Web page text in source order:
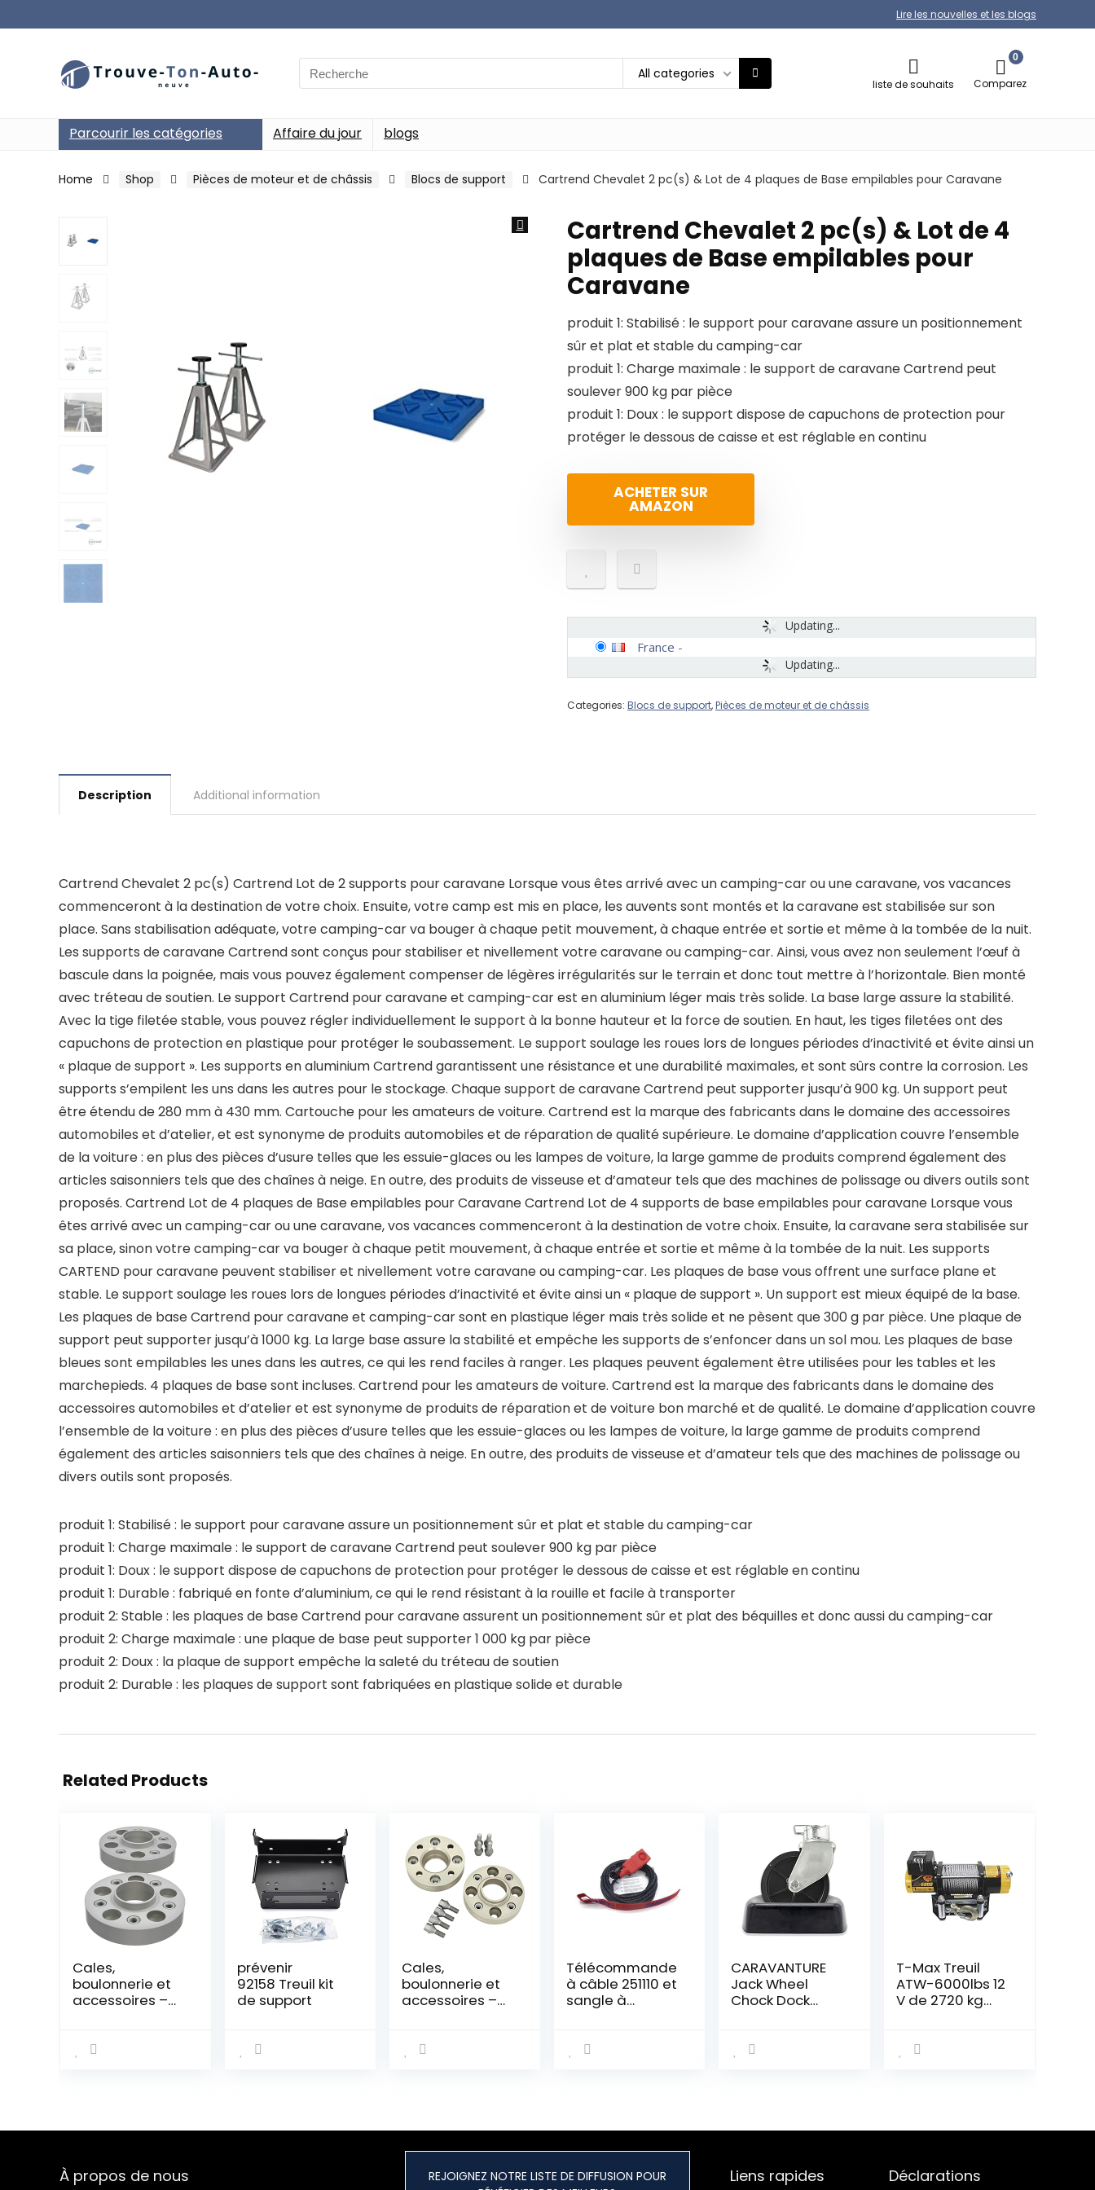
Lire les nouvelles et les blogs
Search
for:
All categories
liste de souhaits
0
Comparez
Parcourir les catégories Affaire du jour blogs
Home Shop Pièces de moteur et de châssis Blocs de support Cartrend Chevalet 2 pc(s) & Lot de 4 plaques de Base empilables pour Caravane
Cartrend Chevalet 2 pc(s) & Lot de 4
plaques de Base empilables pour
Caravane
produit 1: Stabilisé : le support pour caravane assure un positionnement
sûr et plat et stable du camping-car
produit 1: Charge maximale : le support de caravane Cartrend peut
soulever 900 kg par pièce
produit 1: Doux : le support dispose de capuchons de protection pour
protéger le dessous de caisse et est réglable en continu
ACHETER SUR
AMAZON
Updating...
Updating...
France -
Categories: Blocs de support,Pièces de moteur et de châssis
Description Additional information
Cartrend Chevalet 2 pc(s) Cartrend Lot de 2 supports pour caravane Lorsque vous êtes arrivé avec un camping-car ou une caravane, vos vacances
commenceront à la destination de votre choix. Ensuite, votre camp est mis en place, les auvents sont montés et la caravane est stabilisée sur son
place. Sans stabilisation adéquate, votre camping-car va bouger à chaque petit mouvement, à chaque entrée et sortie et même à la tombée de la nuit.
Les supports de caravane Cartrend sont conçus pour stabiliser et nivellement votre caravane ou camping-car. Ainsi, vous avez non seulement l’œuf à
bascule dans la poignée, mais vous pouvez également compenser de légères irrégularités sur le terrain et donc tout mettre à l’horizontale. Bien monté
avec tréteau de soutien. Le support Cartrend pour caravane et camping-car est en aluminium léger mais très solide. La base large assure la stabilité.
Avec la tige filetée stable, vous pouvez régler individuellement le support à la bonne hauteur et la force de soutien. En haut, les tiges filetées ont des
capuchons de protection en plastique pour protéger le soubassement. Le support soulage les roues lors de longues périodes d’inactivité et évite ainsi un
« plaque de support ». Les supports en aluminium Cartrend garantissent une résistance et une durabilité maximales, et sont sûrs contre la corrosion. Les
supports s’empilent les uns dans les autres pour le stockage. Chaque support de caravane Cartrend peut supporter jusqu’à 900 kg. Un support peut
être étendu de 280 mm à 430 mm. Cartouche pour les amateurs de voiture. Cartrend est la marque des fabricants dans le domaine des accessoires
automobiles et d’atelier, et est synonyme de produits automobiles et de réparation de qualité supérieure. Le domaine d’application couvre l’ensemble
de la voiture : en plus des pièces d’usure telles que les essuie-glaces ou les lampes de voiture, la large gamme de produits comprend également des
articles saisonniers tels que des chaînes à neige. En outre, des produits de visseuse et d’amateur tels que des machines de polissage ou divers outils sont
proposés. Cartrend Lot de 4 plaques de Base empilables pour Caravane Cartrend Lot de 4 supports de base empilables pour caravane Lorsque vous
êtes arrivé avec un camping-car ou une caravane, vos vacances commenceront à la destination de votre choix. Ensuite, la caravane sera stabilisée sur
sa place, sinon votre camping-car va bouger à chaque petit mouvement, à chaque entrée et sortie et même à la tombée de la nuit. Les supports
CARTEND pour caravane peuvent stabiliser et nivellement votre caravane ou camping-car. Les plaques de base vous offrent une surface plane et
stable. Le support soulage les roues lors de longues périodes d’inactivité et évite ainsi un « plaque de support ». Un support est mieux équipé de la base.
Les plaques de base Cartrend pour caravane et camping-car sont en plastique léger mais très solide et ne pèsent que 300 g par pièce. Une plaque de
support peut supporter jusqu’à 1000 kg. La large base assure la stabilité et empêche les supports de s’enfoncer dans un sol mou. Les plaques de base
bleues sont empilables les unes dans les autres, ce qui les rend faciles à ranger. Les plaques peuvent également être utilisées pour les tables et les
marchepieds. 4 plaques de base sont incluses. Cartrend pour les amateurs de voiture. Cartrend est la marque des fabricants dans le domaine des
accessoires automobiles et d’atelier et est synonyme de produits de réparation et de voiture bon marché et de qualité. Le domaine d’application couvre
l’ensemble de la voiture : en plus des pièces d’usure telles que les essuie-glaces ou les lampes de voiture, la large gamme de produits comprend
également des articles saisonniers tels que des chaînes à neige. En outre, des produits de visseuse et d’amateur tels que des machines de polissage ou
divers outils sont proposés.
produit 1: Stabilisé : le support pour caravane assure un positionnement sûr et plat et stable du camping-car
produit 1: Charge maximale : le support de caravane Cartrend peut soulever 900 kg par pièce
produit 1: Doux : le support dispose de capuchons de protection pour protéger le dessous de caisse et est réglable en continu
produit 1: Durable : fabriqué en fonte d’aluminium, ce qui le rend résistant à la rouille et facile à transporter
produit 2: Stable : les plaques de base Cartrend pour caravane assurent un positionnement sûr et plat des béquilles et donc aussi du camping-car
produit 2: Charge maximale : une plaque de base peut supporter 1 000 kg par pièce
produit 2: Doux : la plaque de support empêche la saleté du tréteau de soutien
produit 2: Durable : les plaques de support sont fabriquées en plastique solide et durable
Related Products
Cales,
boulonnerie et
accessoires –
prévenir
92158 Treuil kit
de support
Cales,
boulonnerie et
accessoires –
Télécommande
à câble 251110 et
sangle à
électriques
CARAVANTURE
Jack Wheel
Chock Dock
Duty Reinforced
Prevent Rolling,
Grip Lock
T-Max Treuil
ATW-6000lbs 12
V de 2720 kg
À propos de nous
REJOIGNEZ NOTRE LISTE DE DIFFUSION POUR
Liens rapides Déclarations